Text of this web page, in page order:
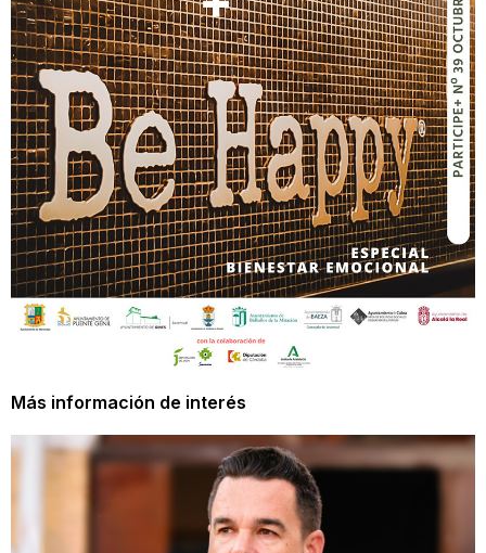
Más información de interés